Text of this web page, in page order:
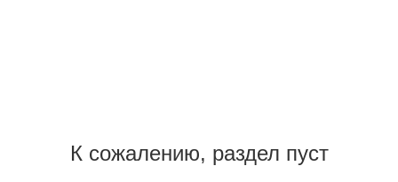
К сожалению, раздел пуст